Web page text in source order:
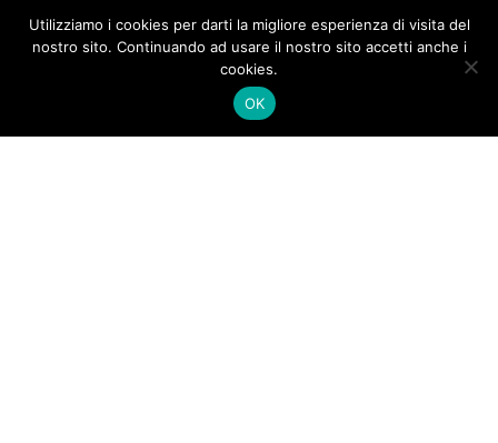
Internazionale.
Utilizziamo i cookies per darti la migliore esperienza di visita del
nostro sito. Continuando ad usare il nostro sito accetti anche i
cookies.
OK